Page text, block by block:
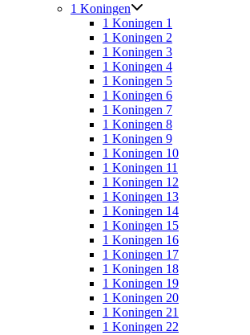
1 Koningen
1 Koningen 1
1 Koningen 2
1 Koningen 3
1 Koningen 4
1 Koningen 5
1 Koningen 6
1 Koningen 7
1 Koningen 8
1 Koningen 9
1 Koningen 10
1 Koningen 11
1 Koningen 12
1 Koningen 13
1 Koningen 14
1 Koningen 15
1 Koningen 16
1 Koningen 17
1 Koningen 18
1 Koningen 19
1 Koningen 20
1 Koningen 21
1 Koningen 22